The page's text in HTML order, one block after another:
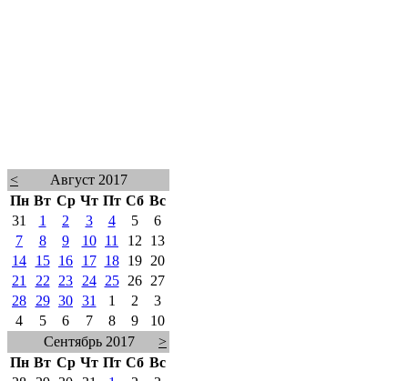
<
Август 2017
Пн Вт Ср Чт Пт Сб Вс
31
1 2 3 4 5
6
7
8 9 10 11 12
13
14
15 16 17 18 19
20
21
22 23 24 25 26
27
28
29 30 31 1 2
3
4
5 6 7 8 9
10
Сентябрь 2017
>
Пн Вт Ср Чт Пт Сб Вс